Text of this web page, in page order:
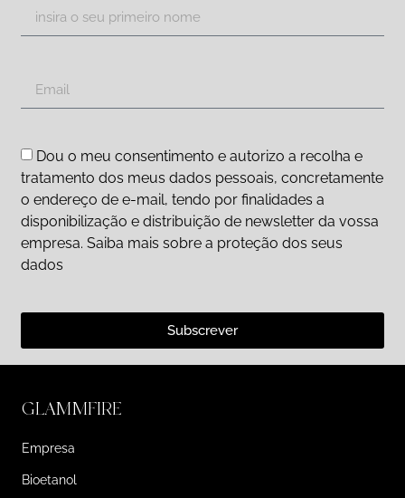
Dou o meu consentimento e autorizo a recolha e
tratamento dos meus dados pessoais, concretamente
o endereço de e-mail, tendo por finalidades a
disponibilização e distribuição de newsletter da vossa
empresa. Saiba mais sobre a proteção dos seus
dados
Subscrever
GLAMMFIRE
Empresa
Bioetanol